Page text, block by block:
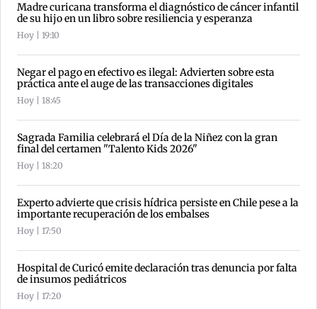
Madre curicana transforma el diagnóstico de cáncer infantil
de su hijo en un libro sobre resiliencia y esperanza
Hoy | 19:10
Negar el pago en efectivo es ilegal: Advierten sobre esta
práctica ante el auge de las transacciones digitales
Hoy | 18:45
Sagrada Familia celebrará el Día de la Niñez con la gran
final del certamen "Talento Kids 2026"
Hoy | 18:20
Experto advierte que crisis hídrica persiste en Chile pese a la
importante recuperación de los embalses
Hoy | 17:50
Hospital de Curicó emite declaración tras denuncia por falta
de insumos pediátricos
Hoy | 17:20